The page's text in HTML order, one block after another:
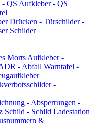
- QS Aufkleber - QS
Drücken - Türschilder -
Schilder
Morts Aufkleber -
- Abfall Warntafel -
-
- Absperrungen -
Schild - Schild Ladestation
&